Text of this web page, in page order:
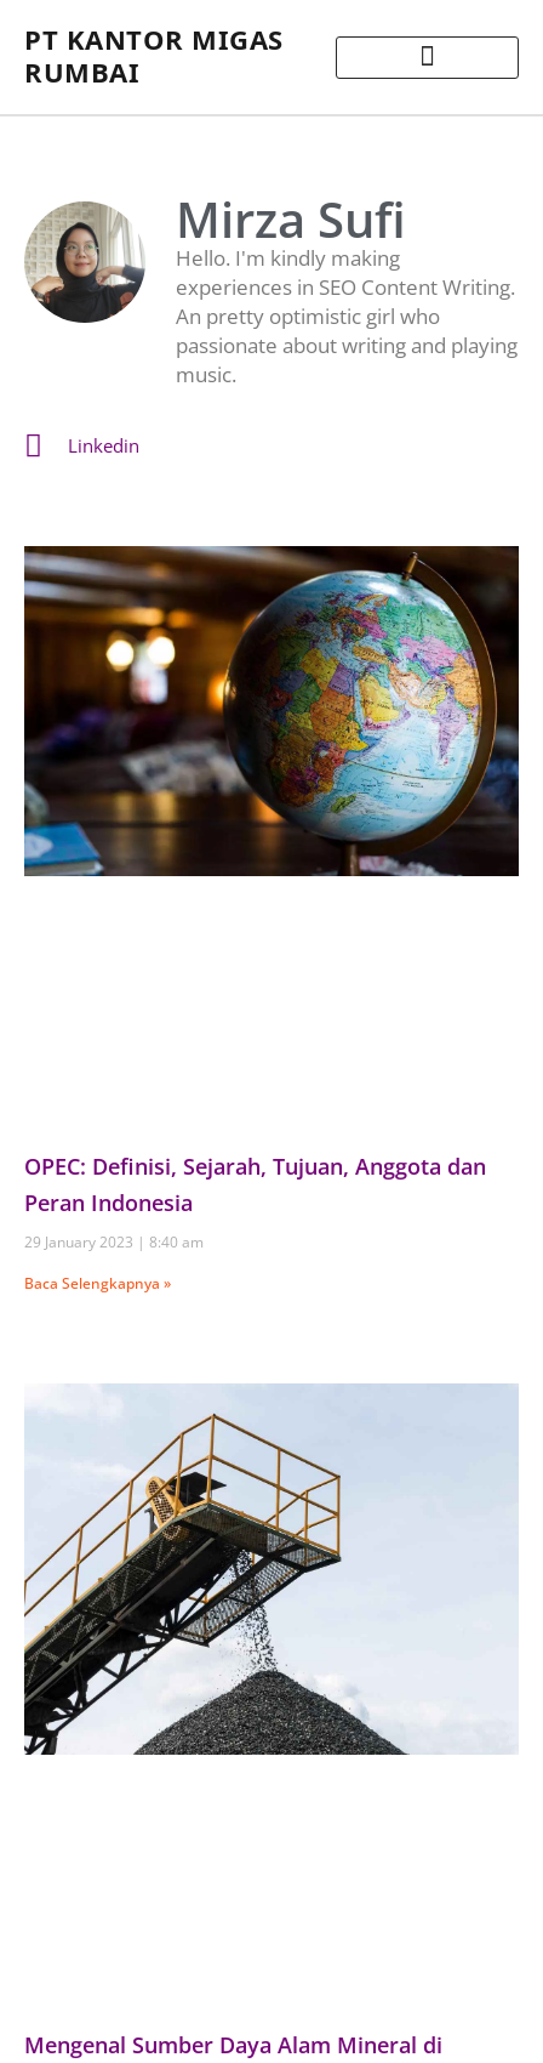
PT KANTOR MIGAS
RUMBAI
Mirza Sufi
Hello. I'm kindly making
experiences in SEO Content Writing.
An pretty optimistic girl who
passionate about writing and playing
music.
Linkedin
OPEC: Definisi, Sejarah, Tujuan, Anggota dan
Peran Indonesia
29 January 2023
8:40 am
Baca Selengkapnya »
Mengenal Sumber Daya Alam Mineral di